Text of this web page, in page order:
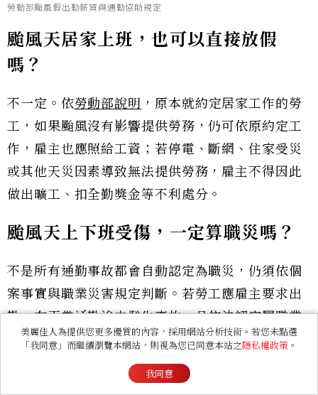
勞動部颱風假出勤薪資與通勤協助規定
颱風天居家上班，也可以直接放假
嗎？
不一定。依勞動部說明 ，原本就約定居家工作的勞
工，如果颱風沒有影響提供勞務，仍可依原約定工
作，雇主也應照給工資；若停電、斷網、住家受災
或其他天災因素導致無法提供勞務，雇主不得因此
做出曠工、扣全勤獎金等不利處分。
颱風天上下班受傷，一定算職災嗎？
不是所有通勤事故都會自動認定為職災，仍須依個
案事實與職業災害規定判斷。若勞工應雇主要求出
勤，在正常通勤途中發生事故，且依法認定屬職業
災害，治療、休養期間雇主應給予公傷病假，並依
《勞動基準法》第59條辦理職災補償。
美麗佳人為提供您更多優質的內容，採用網站分析技術。若您未點選
「我同意」而繼續瀏覽本網站，則視為您已同意本站之隱私權政策 。
我同意